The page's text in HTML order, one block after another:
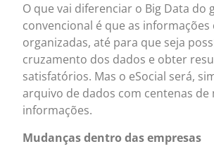
O que vai diferenciar o Big Data do
convencional é que as informações
organizadas, até para que seja
cruzamento dos dados e obter
satisfatórios. Mas o eSocial será,
arquivo de dados com centenas de
informações.
Mudanças dentro das empresas